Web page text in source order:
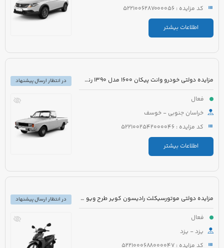
کد مزایده : 5221006287000056
اطلاعات بیشتر
مزایده دولتی خودرو وانت پیکان 1600 مدل 1390 رنگ سفید
فعال
خراسان جنوبی - خوسف
کد مزایده : 5221002542000046
اطلاعات بیشتر
در انتظار ارسال پیشنهاد
مزایده دولتی موتورسیکلت رادیسون کویر طرح ویو مدل 1395 رنگ سفید
فعال
یزد - یزد
کد مزایده : 5221000688000047
در انتظار ارسال پیشنهاد